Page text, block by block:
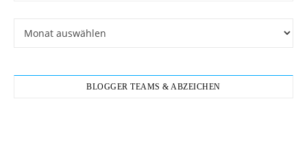
BLOGGER TEAMS & ABZEICHEN